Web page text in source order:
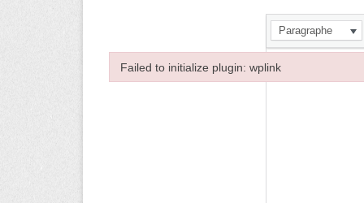
Paragraphe
Failed to initialize plugin: wplink
Failed to initialize plugin: wplink